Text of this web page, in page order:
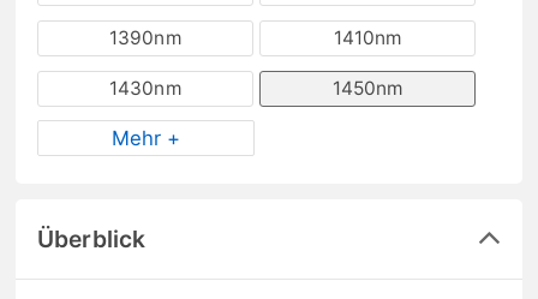
1390nm 1410nm
1430nm 1450nm
Mehr +
Überblick